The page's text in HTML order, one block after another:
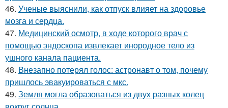
46. Ученые выяснили, как отпуск влияет на здоровье
мозга и сердца.
47. Медицинский осмотр, в ходе которого врач с
помощью эндоскопа извлекает инородное тело из
ушного канала пациента.
48. Внезапно потерял голос: астронавт о том, почему
пришлось эвакуироваться с мкс.
49. Земля могла образоваться из двух разных колец